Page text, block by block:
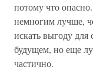
потому что
немногим лучше,
искать выгоду
будущем, но еще
частично.